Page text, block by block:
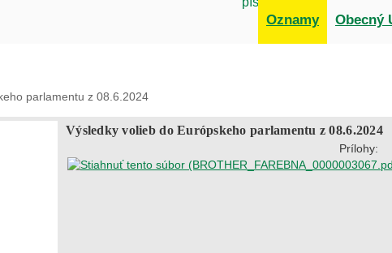
Oznamy Obecný
parlamentu z 08.6.2024
Výsledky volieb do Európskeho parlamentu z 08.6.2024
Prílohy: